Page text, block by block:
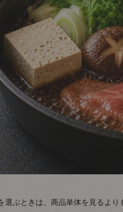
選ぶときは、商品単体を見るよ